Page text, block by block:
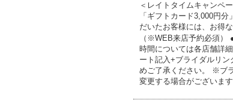
＜レイトタイムキャンペ
「ギフトカード3,000円
だいたお客様には、お得
（※WEB来店予約必須）
時間については各店舗詳
ート記入+ブライダルリ
めご了承ください。 ※ブ
変更する場合がございま